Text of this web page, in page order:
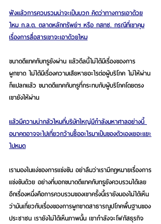
ฟังแล้วการควบรวมน่าจะเป็นบวก คิดว่าทางการเอาด้วย
ไหม ก.ล.ต. ตลาดหลักทรัพย์ฯ หรือ กสทช. กรณีที่เขาคุม
เรื่องการสื่อสารเขาจะเอาด้วยไหม
ขนาดดีแทคกับทรูยังผ่าน แล้วดีลนี้ไม่ได้มีเรื่องของการ
ผูกขาด ไม่ได้มีเรื่องความเสียหายอะไรต่อผู้บริโภค ไม่ให้ผ่าน
ก็แปลกแล้ว ขนาดดีแทคกับทรูที่กระทบกับผู้บริโภคโดยตรง
เขายังให้ผ่าน
แล้วมีความน่ากลัวไหมที่บริษัทใหญ่มีกำลังมหาศาลอย่างนี้
อนาคตอาจจะไปเที่ยวกว้านซื้ออะไรมาเป็นของตัวเองเยอะแยะ
ไปหมด
เรามองในแง่ของการแข่งขัน อย่าลืมว่าเรามีกฎหมายเรื่องการ
แข่งขันด้วย อย่างที่บอกขนาดดีแทคกับทรูยังควบรวมได้เลย
อีกเรื่องหนึ่งคือการควบรวมของเขาครั้งนี้เรายังมองไม่ได้เห็น
ว่ามันเกี่ยวกับเรื่องของการผูกขาดสาธารณูปโภคพื้นฐานของ
ประชาชน เรายังไม่ได้เห็นภาพนั้น เขากำลังจะโฟกัสธุรกิจ